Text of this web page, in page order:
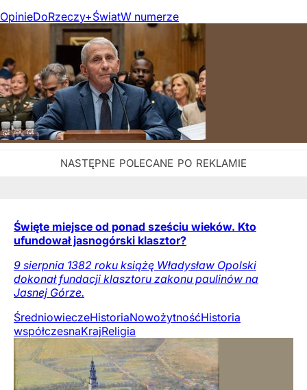
OpinieDoRzeczy+ŚwiatW numerze
Święte miejsce od ponad sześciu wieków. Kto
ufundował jasnogórski klasztor?
9 sierpnia 1382 roku książę Władysław Opolski
dokonał fundacji klasztoru zakonu paulinów na
Jasnej Górze.
ŚredniowieczeHistoriaNowożytnośćHistoria
współczesnaKrajReligia